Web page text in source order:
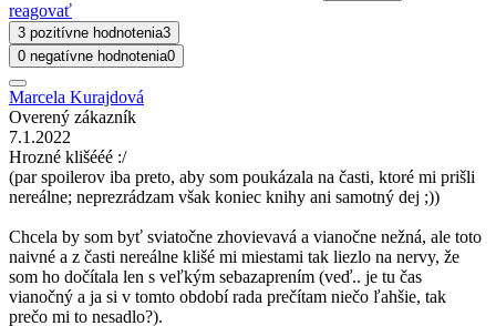
reagovať
3 pozitívne hodnotenia3
0 negatívne hodnotenia0
Marcela Kurajdová
Overený zákazník
7.1.2022
Hrozné klišééé :/
(par spoilerov iba preto, aby som poukázala na časti, ktoré mi prišli
nereálne; neprezrádzam však koniec knihy ani samotný dej ;))
Chcela by som byť sviatočne zhovievavá a vianočne nežná, ale toto
naivné a z časti nereálne klišé mi miestami tak liezlo na nervy, že
som ho dočítala len s veľkým sebazaprením (veď.. je tu čas
vianočný a ja si v tomto období rada prečítam niečo ľahšie, tak
prečo mi to nesadlo?).